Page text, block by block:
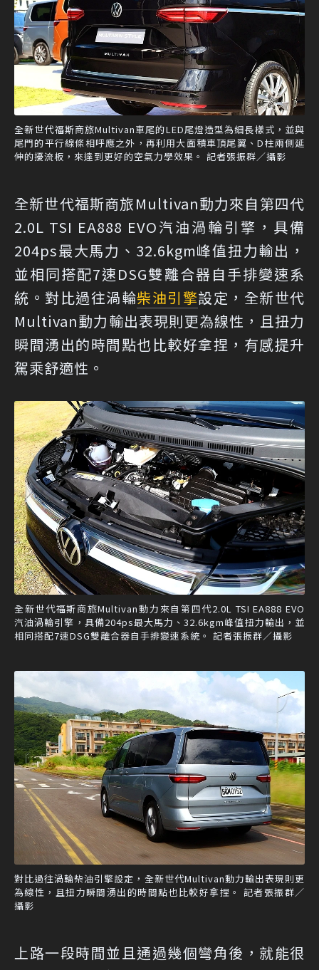
全新世代福斯商旅Multivan車尾的LED尾燈造型為細長樣式，並與
尾門的平行線條相呼應之外，再利用大面積車頂尾翼、D柱兩側延
伸的擾流板，來達到更好的空氣力學效果。 記者張振群／攝影
全新世代福斯商旅Multivan動力來自第四代
2.0L TSI EA888 EVO汽油渦輪引擎，具備
204ps最大馬力、32.6kgm峰值扭力輸出，
並相同搭配7速DSG雙離合器自手排變速系
統。對比過往渦輪柴油引擎設定，全新世代
Multivan動力輸出表現則更為線性，且扭力
瞬間湧出的時間點也比較好拿捏，有感提升
駕乘舒適性。
全新世代福斯商旅Multivan動力來自第四代2.0L TSI EA888 EVO
汽油渦輪引擎，具備204ps最大馬力、32.6kgm峰值扭力輸出，並
相同搭配7速DSG雙離合器自手排變速系統。 記者張振群／攝影
對比過往渦輪柴油引擎設定，全新世代Multivan動力輸出表現則更
為線性，且扭力瞬間湧出的時間點也比較好拿捏。 記者張振群／
攝影
上路一段時間並且通過幾個彎角後，就能很